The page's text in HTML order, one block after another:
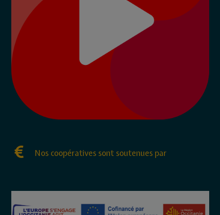
Nos coopératives sont soutenues par